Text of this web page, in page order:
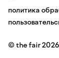
политика
© the fair 2026